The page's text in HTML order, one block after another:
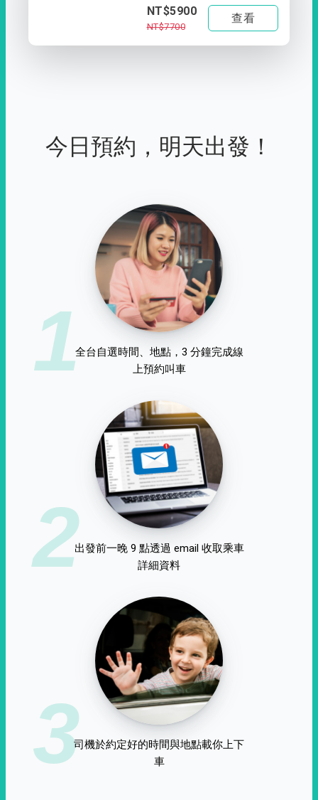
NT$5900
NT$7700
查看
今日預約，明天出發！
1全台自選時間、地點，3 分鐘完成線
上預約叫車
2出發前一晚 9 點透過 email 收取乘車
詳細資料
3司機於約定好的時間與地點載你上下
車